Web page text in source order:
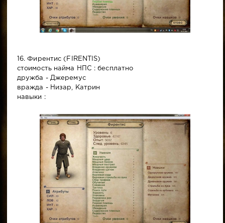
16. Фирентис (FIRENTIS)
стоимость найма НПС : бесплатно
дружба - Джеремус
вражда - Низар, Катрин
навыки :